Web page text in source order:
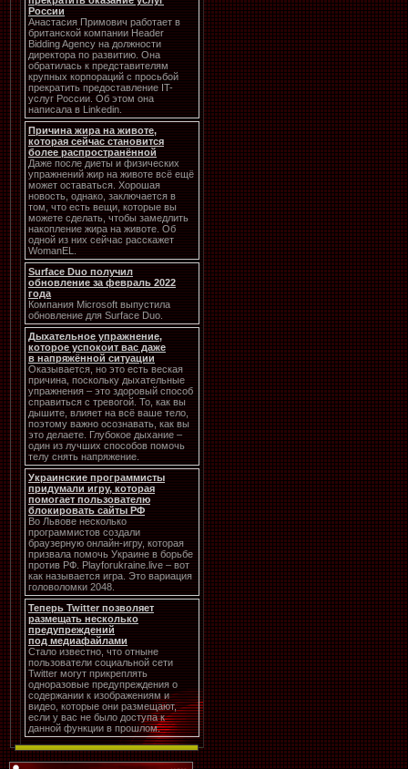
России
Анастасия Примович работает в
британской компании Header
Bidding Agency на должности
директора по развитию. Она
обратилась к представителям
крупных корпораций с просьбой
прекратить предоставление IT-
услуг России. Об этом она
написала в Linkedin.
Причина жира на животе,
которая сейчас становится
более распространённой
Даже после диеты и физических
упражнений жир на животе всё ещё
может оставаться. Хорошая
новость, однако, заключается в
том, что есть вещи, которые вы
можете сделать, чтобы замедлить
накопление жира на животе. Об
одной из них сейчас расскажет
WomanEL.
Surface Duo получил
обновление за февраль 2022
года
Компания Microsoft выпустила
обновление для Surface Duo.
Дыхательное упражнение,
которое успокоит вас даже
в напряжённой ситуации
Оказывается, но это есть веская
причина, поскольку дыхательные
упражнения – это здоровый способ
справиться с тревогой. То, как вы
дышите, влияет на всё ваше тело,
поэтому важно осознавать, как вы
это делаете. Глубокое дыхание –
один из лучших способов помочь
телу снять напряжение.
Украинские программисты
придумали игру, которая
помогает пользователю
блокировать сайты РФ
Во Львове несколько
программистов создали
браузерную онлайн-игру, которая
призвала помочь Украине в борьбе
против РФ. Playforukraine.live – вот
как называется игра. Это вариация
головоломки 2048.
Теперь Twitter позволяет
размещать несколько
предупреждений
под медиафайлами
Стало известно, что отныне
пользователи социальной сети
Twitter могут прикреплять
одноразовые предупреждения о
содержании к изображениям и
видео, которые они размещают,
если у вас не было доступа к
данной функции в прошлом.